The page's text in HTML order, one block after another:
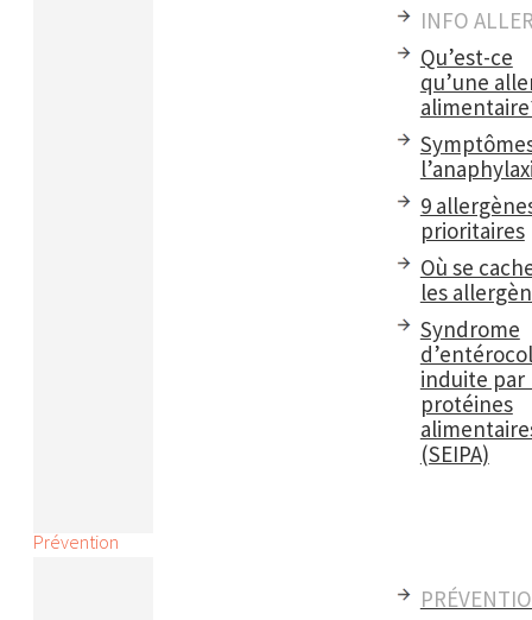
INFO
Qu’est-ce
qu’une
9
prioritaires
Où se
les
Syndrome
induite par
protéines
(SEIPA)
Prévention